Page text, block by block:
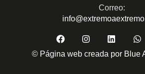
Correo:
© Página web creada por Blue